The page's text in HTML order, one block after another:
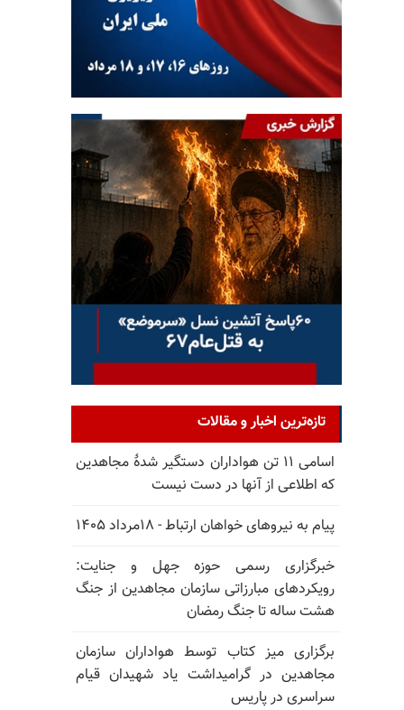
تازه‌ترین اخبار و مقالات
اسامی ۱۱ تن هواداران دستگیر شدهٔ مجاهدین
که اطلاعی از آنها در دست نیست
پیام به نیروهای خواهان ارتباط - ۱۸مرداد ۱۴۰۵
خبرگزاری رسمی حوزه جهل و جنایت:
رویکردهای مبارزاتی سازمان مجاهدین از جنگ
هشت ساله تا جنگ رمضان
برگزاری میز کتاب توسط هواداران سازمان
مجاهدین در گرامیداشت یاد شهیدان قیام
سراسری در پاریس